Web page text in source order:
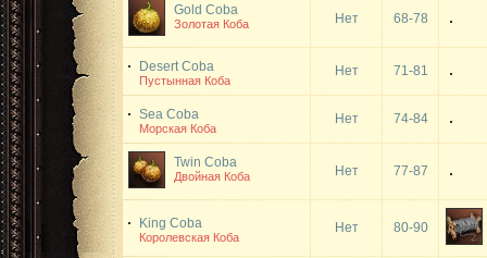
Gold Coba
Золотая Коба Нет 68-78
Desert Coba
Пустынная Коба
Нет 71-81
Sea Coba
Морская Коба
Нет 74-84
Twin Coba
Двойная Коба Нет 77-87
King Coba
Королевская Коба
Нет 80-90